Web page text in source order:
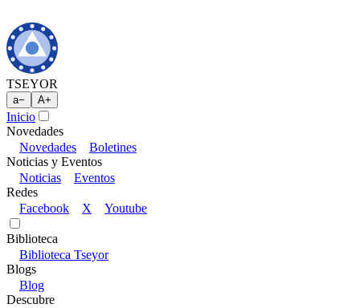
TSEYOR
a− A+
Inicio
Novedades
Novedades
Boletines
Noticias y Eventos
Noticias
Eventos
Redes
Facebook
X Youtube
Biblioteca
Biblioteca Tseyor
Blogs
Blog
Descubre